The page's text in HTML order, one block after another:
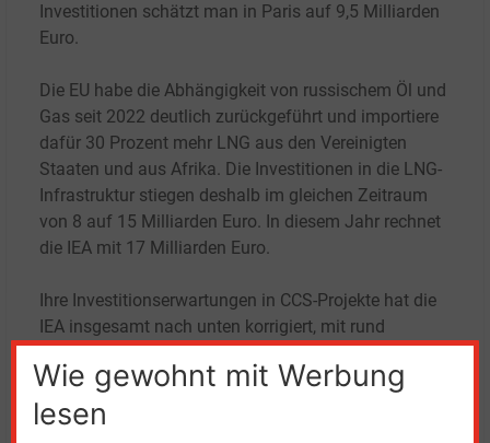
Wie gewohnt mit Werbung
lesen
Investitionen schätzt man in Paris auf 9,5 Milliarden
Euro.
Die EU habe die Abhängigkeit von russischem Öl und
Gas seit 2022 deutlich zurückgeführt und importiere
dafür 30 Prozent mehr LNG aus den Vereinigten
Staaten und aus Afrika. Die Investitionen in die LNG-
Infrastruktur stiegen deshalb im gleichen Zeitraum
von 8 auf 15 Milliarden Euro. In diesem Jahr rechnet
die IEA mit 17 Milliarden Euro.
Ihre Investitionserwartungen in CCS-Projekte hat die
IEA insgesamt nach unten korrigiert, mit rund
Spitze in diesem Bereich, gefolgt von den USA und
dem Nahen Osten.